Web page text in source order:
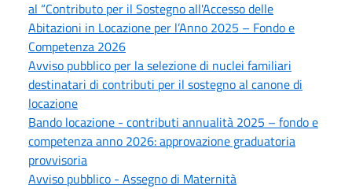
al “Contributo per il Sostegno all'Accesso delle
Abitazioni in Locazione per l’Anno 2025 – Fondo e
Competenza 2026
Avviso pubblico per la selezione di nuclei familiari
destinatari di contributi per il sostegno al canone di
locazione
Bando locazione - contributi annualità 2025 – fondo e
competenza anno 2026: approvazione graduatoria
provvisoria
Avviso pubblico - Assegno di Maternità